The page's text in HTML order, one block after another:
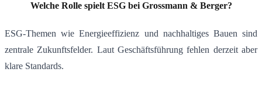
Welche Rolle spielt ESG bei Grossmann & Berger?
ESG-Themen wie Energieeffizienz und nachhaltiges Bauen sind
zentrale Zukunftsfelder. Laut Geschäftsführung fehlen derzeit aber
klare Standards.